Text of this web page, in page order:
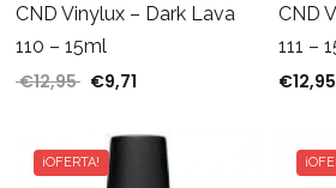
CND Vinylux – Dark Lava
110 – 15ml
€12,95 El precio original era: €12,95.
€9,71El precio actual es: €9,71.
CND
111 –
€12,95
¡OFERTA!